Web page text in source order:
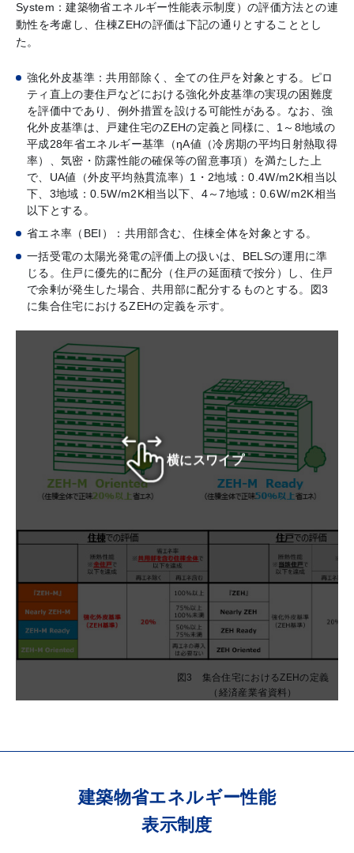
System：建築物省エネルギー性能表示制度）の評価方法との連
動性を考慮し、住棟ZEHの評価は下記の通りとすることとし
た。
強化外皮基準：共用部除く、全ての住戸を対象とする。ピロ
ティ直上の妻住戸などにおける強化外皮基準の実現の困難度
を評価中であり、例外措置を設ける可能性がある。なお、強
化外皮基準は、戸建住宅のZEHの定義と同様に、1～8地域の
平成28年省エネルギー基準（ηA値（冷房期の平均日射熱取得
率）、気密・防露性能の確保等の留意事項）を満たした上
で、UA値（外皮平均熱貫流率）1・2地域：0.4W/m2K相当以
下、3地域：0.5W/m2K相当以下、4～7地域：0.6W/m2K相当
以下とする。
省エネ率（BEI）：共用部含む、住棟全体を対象とする。
一括受電の太陽光発電の評価上の扱いは、BELSの運用に準
じる。住戸に優先的に配分（住戸の延面積で按分）し、住戸
で余剰が発生した場合、共用部に配分するものとする。図3
に集合住宅におけるZEHの定義を示す。
図3 集合住宅におけるZEHの定義
（経済産業省資料）
横にスワイプ
建築物省エネルギー性能
表示制度